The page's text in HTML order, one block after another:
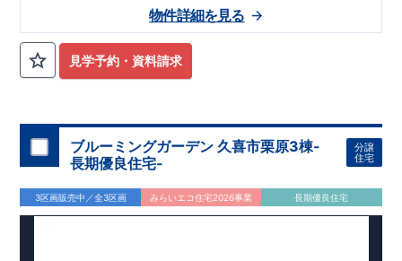
駅徒歩27分 自転車11分（2.50㎞）※実測による
大相模中学校徒歩10分! お子様の通学も安心です♪
敷地は、33坪!駐車スペースは『
病院、公園など徒歩12分以内
ものの収納に便利な『ウォークインクローゼット』
プンキッチン』 ◆便利な設備！ ・掃除に便利な『バルコニー
水栓』
・雨の日でも洗濯物が干せる『室内物干』 ・梅雨時や
花粉の時期のお洗濯も安心
見学予約・資料請求
物件詳細を見る
ブルーミングガーデン 久喜市栗原3棟-
長期優良住宅-
分譲
住宅
3区画販売中／全3区画 みらいエコ住宅2026事業 長期優良住宅